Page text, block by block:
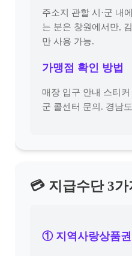
주소지 관할 시·군 내
는 분은 창원에서만,
만 사용 가능.
가맹점 확인 방법
매장 입구 안내 스티커
군 콜센터 문의. 경남
💳 지급수단 3가
① 지역사랑상품권